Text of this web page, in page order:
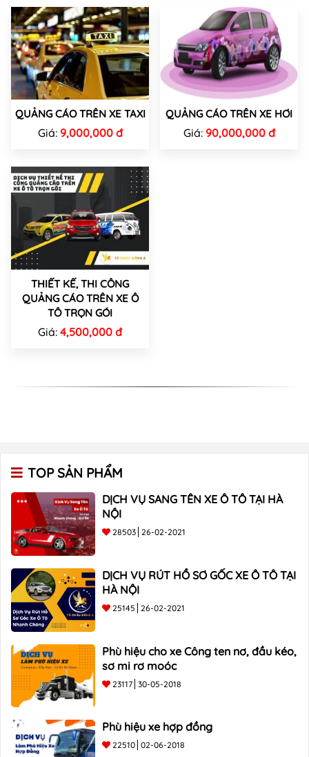
QUẢNG CÁO TRÊN XE TAXI
Giá: 9,000,000 đ
QUẢNG CÁO TRÊN XE HƠI
Giá: 90,000,000 đ
THIẾT KẾ, THI CÔNG
QUẢNG CÁO TRÊN XE Ô
TÔ TRỌN GÓI
Giá: 4,500,000 đ
TOP SẢN PHẨM
DỊCH VỤ SANG TÊN XE Ô TÔ TẠI HÀ
NỘI
28503 26-02-2021
DỊCH VỤ RÚT HỒ SƠ GỐC XE Ô TÔ TẠI
HÀ NỘI
25145 26-02-2021
Phù hiệu cho xe Công ten nơ, đầu kéo,
sơ mi rơ moóc
23117 30-05-2018
Phù hiệu xe hợp đồng
22510 02-06-2018